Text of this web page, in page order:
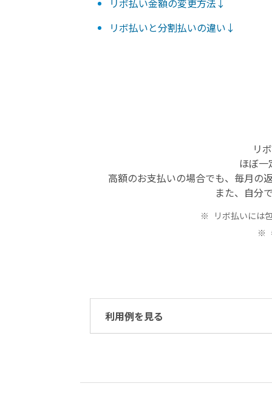
リボ払いと分割払いの違い↓
リ
ほぼ一
高額のお支払いの場合でも、毎月の
また、自分
リボ払いには
利用例を見る